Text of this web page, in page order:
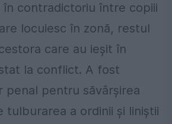
contradictoriu între copiii
locuiesc în zonă, restul
care au ieşit în
la conflict. A fost
penal pentru săvârşirea
tulburarea a ordinii şi liniştii